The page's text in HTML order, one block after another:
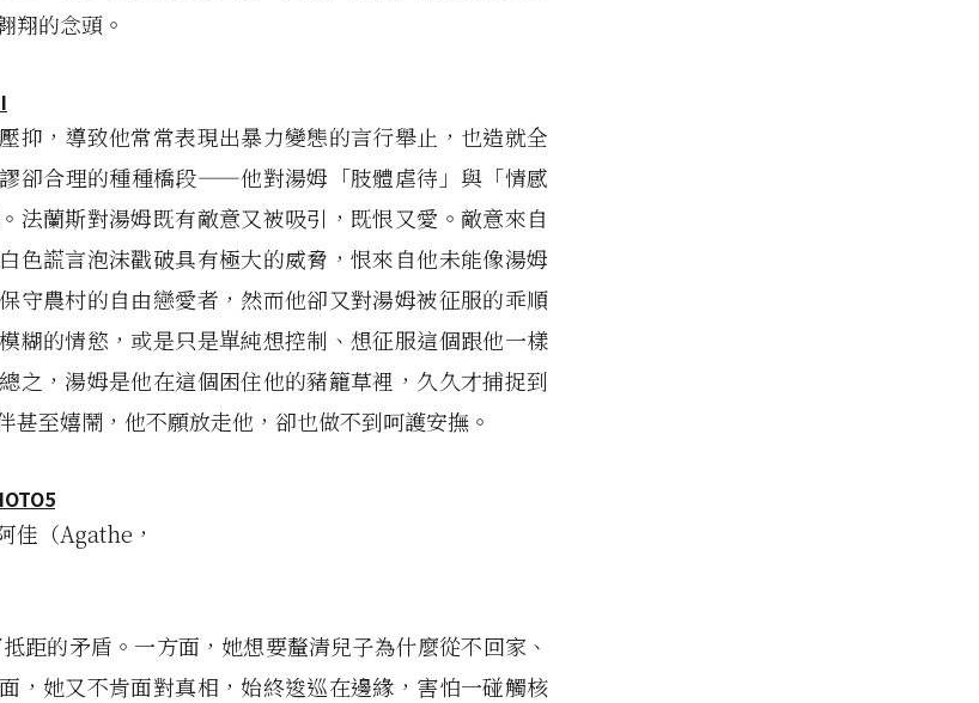
翔的念頭。
抑，導致他常常表現出暴力變態的言行舉止，也造就全
卻合理的種種橋段——他對湯姆「肢體虐待」與「情感
法蘭斯對湯姆既有敵意又被吸引，既恨又愛。敵意來自
色謊言泡沫戳破具有極大的威脅，恨來自他未能像湯姆
守農村的自由戀愛者，然而他卻又對湯姆被征服的乖順
糊的情慾，或是只是單純想控制、想征服這個跟他一樣
之，湯姆是他在這個困住他的豬籠草裡，久久才捕捉到
甚至嬉鬧，他不願放走他，卻也做不到呵護安撫。
佳（Agathe，
距的矛盾。一方面，她想要釐清兒子為什麼從不回家、
，她又不肯面對真相，始終逡巡在邊緣，害怕一碰觸核